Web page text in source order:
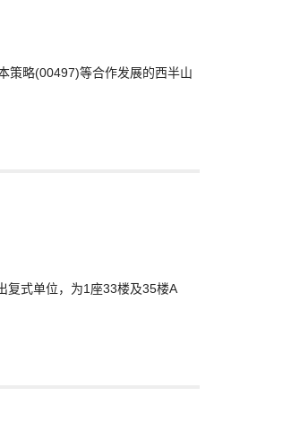
策略(00497)等合作发展的西半山
复式单位，为1座33楼及35楼A